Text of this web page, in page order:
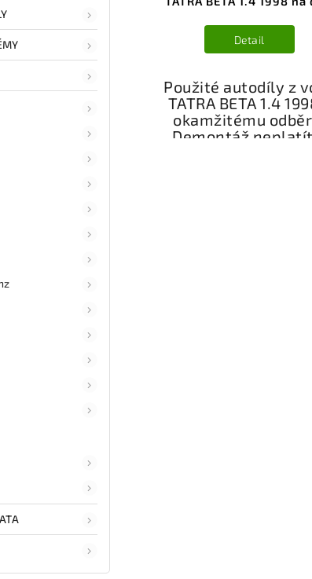
Detail
Použité autodíly z
TATRA BETA 1.4
okamžitému
Demontáž